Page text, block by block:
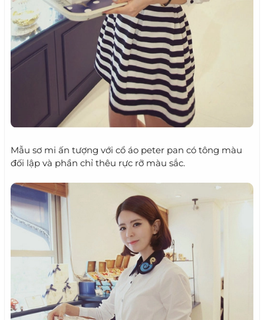
Mẫu sơ mi ấn tượng với cổ áo peter pan có tông màu
đối lập và phần chỉ thêu rực rỡ màu sắc.